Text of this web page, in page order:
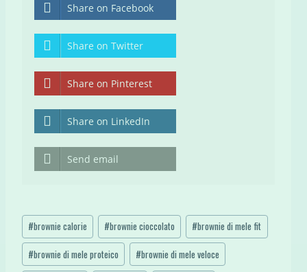
Share on Facebook
Share on Twitter
Share on Pinterest
Share on LinkedIn
Send email
Tag
articolo:
#brownie calorie #brownie cioccolato #brownie di mele fit
#brownie di mele proteico #brownie di mele veloce